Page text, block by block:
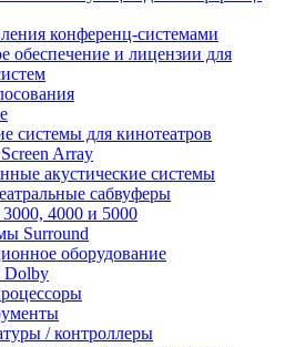
конференц-системами
обеспечение и лицензии для
системы для кинотеатров
Array
акустические системы
сабвуферы
4000 и 5000
Surround
оборудование
Dolby
/ контроллеры